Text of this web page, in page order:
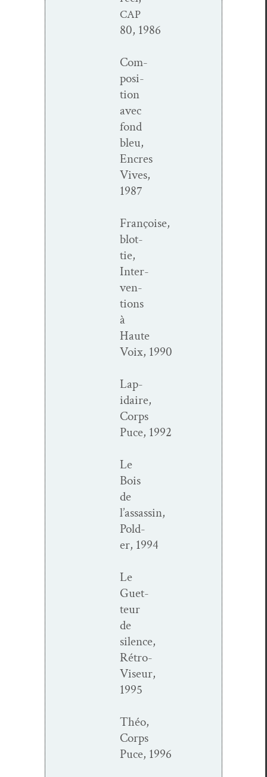
CAP
80, 1986
Com­
po­si­
tion
avec
fond
bleu,
Encres
Vives,
1987
Françoise,
blot­
tie,
Inter­
ven­
tions
à
Haute
Voix, 1990
Lap­
idaire,
Corps
Puce, 1992
Le
Bois
de
l’assassin,
Pold­
er, 1994
Le
Guet­
teur
de
silence,
Rétro-
Viseur,
1995
Théo,
Corps
Puce, 1996